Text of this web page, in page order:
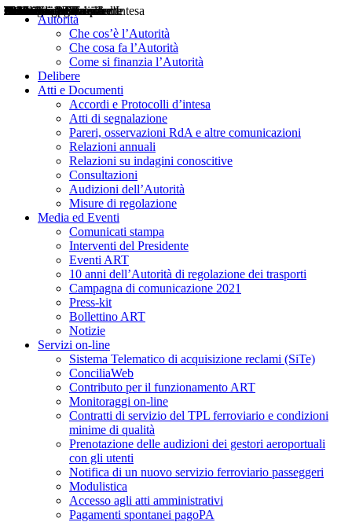
Autorità
Che cos’è l’Autorità
Che cosa fa l’Autorità
Come si finanzia l’Autorità
Delibere
Atti e Documenti
Accordi e Protocolli d’intesa
Atti di segnalazione
Pareri, osservazioni RdA e altre comunicazioni
Relazioni annuali
Relazioni su indagini conoscitive
Consultazioni
Audizioni dell’Autorità
Misure di regolazione
Media ed Eventi
Comunicati stampa
Interventi del Presidente
Eventi ART
10 anni dell’Autorità di regolazione dei trasporti
Campagna di comunicazione 2021
Press-kit
Bollettino ART
Notizie
Servizi on-line
Sistema Telematico di acquisizione reclami (SiTe)
ConciliaWeb
Contributo per il funzionamento ART
Monitoraggi on-line
Contratti di servizio del TPL ferroviario e condizioni
minime di qualità
Prenotazione delle audizioni dei gestori aeroportuali
con gli utenti
Notifica di un nuovo servizio ferroviario passeggeri
Modulistica
Accesso agli atti amministrativi
Pagamenti spontanei pagoPA
Delibere
Pareri
Consultazioni
Audizioni
Atti di Segnalazione
Accordi e Protocolli d'Intesa
Relazioni annuali
Misure di regolazione
Notizie
Comunicati Stampa
Bollettini ART
Convegni ART
Interviste del Presidente
Articoli in primo piano
Interventi del Presidente
2004
2005
2010
2013
2014
2015
2016
2017
2018
2019
202
2020
2021
2022
2023
2024
2025
2026
Aereo
Marittimo
Terrestre